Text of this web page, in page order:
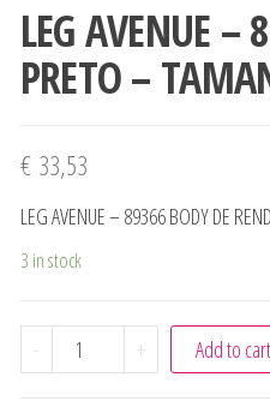
LEG AVENUE –
PRETO –
€33,53
LEG AVENUE – 89366 BODY DE
3 in stock
- LEG AVENUE - 89366
+ Add to cart